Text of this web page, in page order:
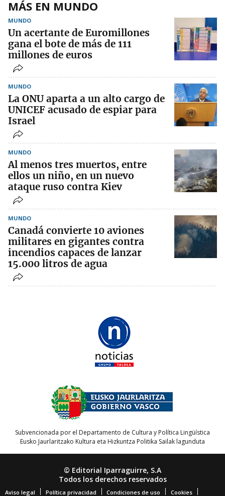
MÁS EN MUNDO
MUNDO
Un acertante de Euromillones
gana el bote de más de 111
millones de euros
MUNDO
La ONU aparta a un alto cargo de
UNICEF acusado de espiar para
Israel
MUNDO
Al menos tres muertos, entre
ellos un niño, en un nuevo
ataque ruso contra Kiev
MUNDO
Canadá convierte 10 aviones
militares en gigantes contra
incendios capaces de lanzar
15.000 litros de agua
Subvencionada por el Departamento de Cultura y Política Lingüística
Eusko Jaurlaritzako Kultura eta Hizkuntza Politika Sailak lagunduta
© Editorial Iparraguirre, S.A
Todos los derechos reservados
Aviso legal Política privacidad Condiciones de uso Cookies